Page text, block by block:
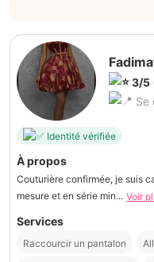
3/5
Se
Identité vérifiée
À propos
Couturière confirmée, je suis
mesure et en série min... Voir
Services
Raccourcir un pantalon